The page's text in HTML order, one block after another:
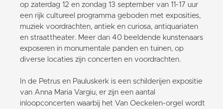
op zaterdag 12 en zondag 13 september van 11-17 uur
een rijk cultureel programma geboden met exposities,
muziek voordrachten, antiek en curiosa, antiquariaten
en straattheater. Meer dan 40 beeldende kunstenaars
exposeren in monumentale panden en tuinen, op
diverse locaties zijn concerten en voordrachten.
In de Petrus en Pauluskerk is een schilderijen expositie
van Anna Maria Vargiu, er zijn een aantal
inloopconcerten waarbij het Van Oeckelen-orgel wordt